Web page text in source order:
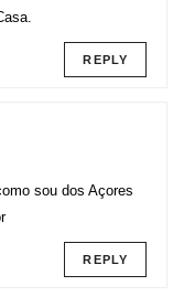
REPLY
sou dos Açores
REPLY